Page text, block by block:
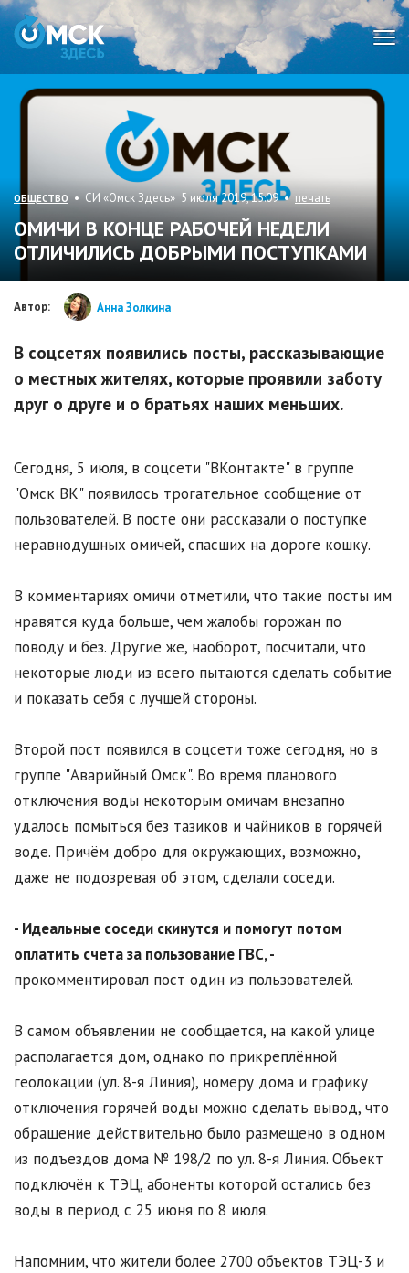
ОБЩЕСТВО • СИ «Омск Здесь» 5 июля 2019, 15:09 • печать
ОМИЧИ В КОНЦЕ РАБОЧЕЙ НЕДЕЛИ
ОТЛИЧИЛИСЬ ДОБРЫМИ ПОСТУПКАМИ
Автор: Анна Золкина
В соцсетях появились посты, рассказывающие
о местных жителях, которые проявили заботу
друг о друге и о братьях наших меньших.
Сегодня, 5 июля, в соцсети "ВКонтакте" в группе
"Омск ВК" появилось трогательное сообщение от
пользователей. В посте они рассказали о поступке
неравнодушных омичей, спасших на дороге кошку.
В комментариях омичи отметили, что такие посты им
нравятся куда больше, чем жалобы горожан по
поводу и без. Другие же, наоборот, посчитали, что
некоторые люди из всего пытаются сделать событие
и показать себя с лучшей стороны.
Второй пост появился в соцсети тоже сегодня, но в
группе "Аварийный Омск". Во время планового
отключения воды некоторым омичам внезапно
удалось помыться без тазиков и чайников в горячей
воде. Причём добро для окружающих, возможно,
даже не подозревая об этом, сделали соседи.
- Идеальные соседи скинутся и помогут потом
оплатить счета за пользование ГВС, -
прокомментировал пост один из пользователей.
В самом объявлении не сообщается, на какой улице
располагается дом, однако по прикреплённой
геолокации (ул. 8-я Линия), номеру дома и графику
отключения горячей воды можно сделать вывод, что
обращение действительно было размещено в одном
из подъездов дома № 198/2 по ул. 8-я Линия. Объект
подключён к ТЭЦ, абоненты которой остались без
воды в период с 25 июня по 8 июля.
Напомним, что жители более 2700 объектов ТЭЦ-3 и